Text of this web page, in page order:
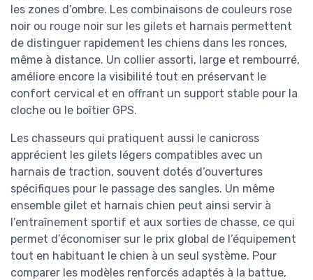
les zones d’ombre. Les combinaisons de couleurs rose
noir ou rouge noir sur les gilets et harnais permettent
de distinguer rapidement les chiens dans les ronces,
même à distance. Un collier assorti, large et rembourré,
améliore encore la visibilité tout en préservant le
confort cervical et en offrant un support stable pour la
cloche ou le boîtier GPS.
Les chasseurs qui pratiquent aussi le canicross
apprécient les gilets légers compatibles avec un
harnais de traction, souvent dotés d’ouvertures
spécifiques pour le passage des sangles. Un même
ensemble gilet et harnais chien peut ainsi servir à
l’entraînement sportif et aux sorties de chasse, ce qui
permet d’économiser sur le prix global de l’équipement
tout en habituant le chien à un seul système. Pour
comparer les modèles renforcés adaptés à la battue,